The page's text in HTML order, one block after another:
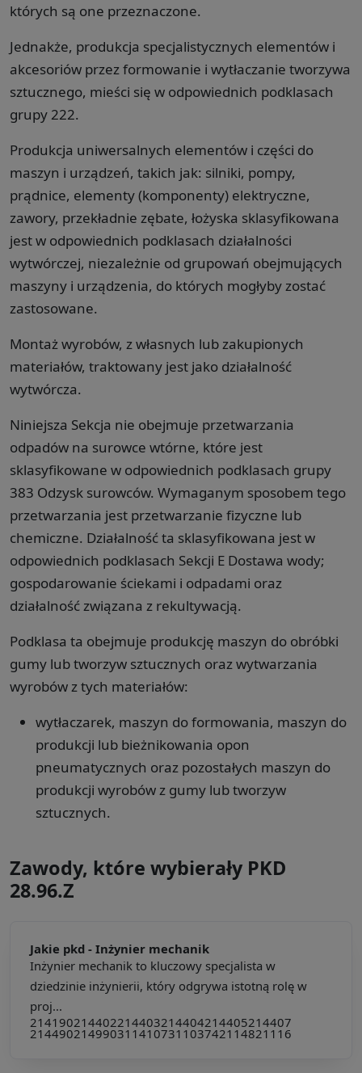
których są one przeznaczone.
Jednakże, produkcja specjalistycznych elementów i
akcesoriów przez formowanie i wytłaczanie tworzywa
sztucznego, mieści się w odpowiednich podklasach
grupy 222.
Produkcja uniwersalnych elementów i części do
maszyn i urządzeń, takich jak: silniki, pompy,
prądnice, elementy (komponenty) elektryczne,
zawory, przekładnie zębate, łożyska sklasyfikowana
jest w odpowiednich podklasach działalności
wytwórczej, niezależnie od grupowań obejmujących
maszyny i urządzenia, do których mogłyby zostać
zastosowane.
Montaż wyrobów, z własnych lub zakupionych
materiałów, traktowany jest jako działalność
wytwórcza.
Niniejsza Sekcja nie obejmuje przetwarzania
odpadów na surowce wtórne, które jest
sklasyfikowane w odpowiednich podklasach grupy
383 Odzysk surowców. Wymaganym sposobem tego
przetwarzania jest przetwarzanie fizyczne lub
chemiczne. Działalność ta sklasyfikowana jest w
odpowiednich podklasach Sekcji E Dostawa wody;
gospodarowanie ściekami i odpadami oraz
działalność związana z rekultywacją.
Podklasa ta obejmuje produkcję maszyn do obróbki
gumy lub tworzyw sztucznych oraz wytwarzania
wyrobów z tych materiałów:
wytłaczarek, maszyn do formowania, maszyn do
produkcji lub bieżnikowania opon
pneumatycznych oraz pozostałych maszyn do
produkcji wyrobów z gumy lub tworzyw
sztucznych.
Zawody, które wybierały PKD
28.96.Z
Jakie pkd - Inżynier mechanik
Inżynier mechanik to kluczowy specjalista w
dziedzinie inżynierii, który odgrywa istotną rolę w
proj...
214190214402214403214404214405214407
214490214990311410731103742114821116